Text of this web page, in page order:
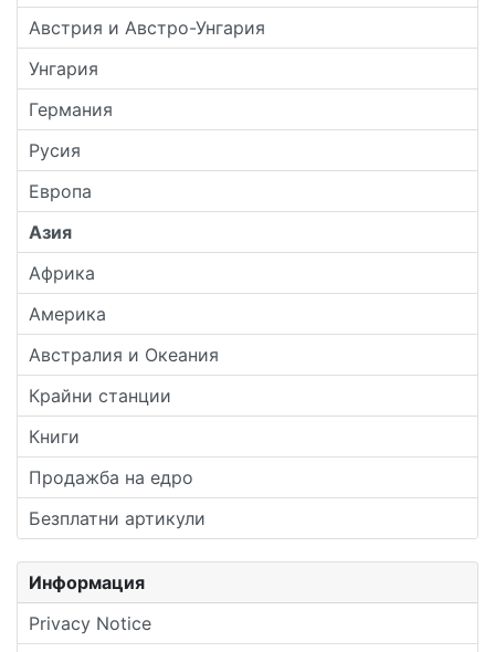
Австрия и Австро-Унгария
Унгария
Германия
Русия
Европа
Азия
Африка
Америка
Австралия и Океания
Крайни станции
Книги
Продажба на едро
Безплатни артикули
Информация
Privacy Notice